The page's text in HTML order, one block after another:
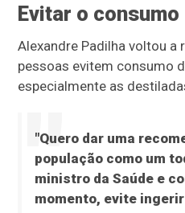
Evitar o consumo
Alexandre Padilha voltou a
pessoas evitem consumo
especialmente as
"Quero dar uma
população como um
ministro da Saúde e
momento, evite